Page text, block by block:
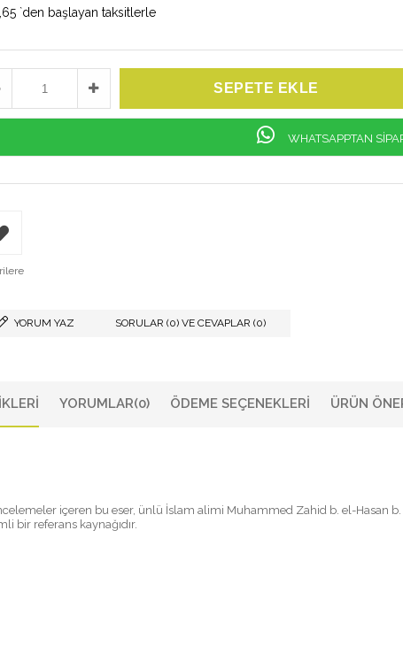
`den başlayan taksitlerle
WHATSAPPTAN
YORUM YAZ SORULAR (0) VE CEVAPLAR (0)
YORUMLAR(0) ÖDEME SEÇENEKLERI ÜRÜN
içeren bu eser, ünlü İslam alimi Muhammed Zahid b. el-Hasan b.
bir referans kaynağıdır.